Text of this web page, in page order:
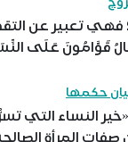
فهي تعبير عن
قَوَّامُونَ عَلَى
حكمها
التي تسرُّه
المرأة